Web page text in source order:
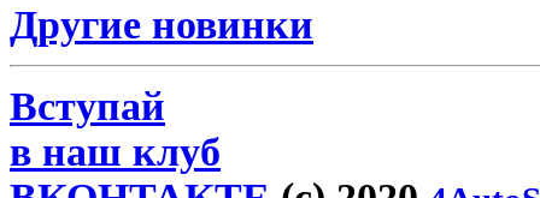
Другие новинки
Вступай
в наш клуб